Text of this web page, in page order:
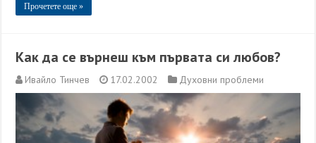
Прочетете още »
Как да се върнеш към първата си любов?
Ивайло Тинчев 17.02.2002 Духовни проблеми